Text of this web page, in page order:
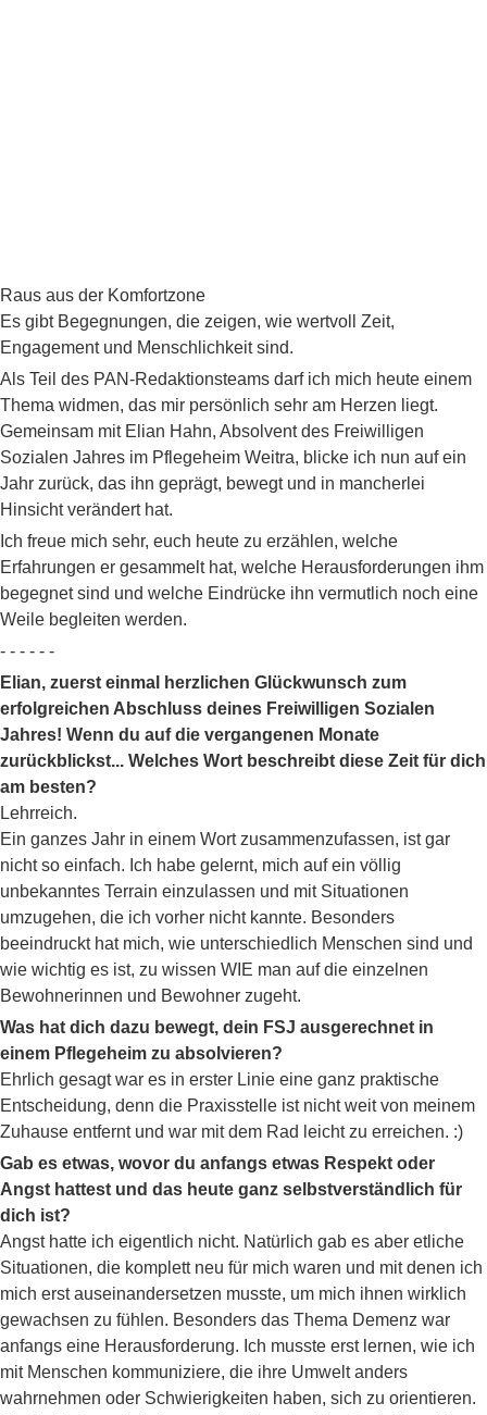
Raus aus der Komfortzone
Es gibt Begegnungen, die zeigen, wie wertvoll Zeit,
Engagement und Menschlichkeit sind.
Als Teil des PAN-Redaktionsteams darf ich mich heute einem
Thema widmen, das mir persönlich sehr am Herzen liegt.
Gemeinsam mit Elian Hahn, Absolvent des Freiwilligen
Sozialen Jahres im Pflegeheim Weitra, blicke ich nun auf ein
Jahr zurück, das ihn geprägt, bewegt und in mancherlei
Hinsicht verändert hat.
Ich freue mich sehr, euch heute zu erzählen, welche
Erfahrungen er gesammelt hat, welche Herausforderungen ihm
begegnet sind und welche Eindrücke ihn vermutlich noch eine
Weile begleiten werden.
- - - - - -
Elian, zuerst einmal herzlichen Glückwunsch zum
erfolgreichen Abschluss deines Freiwilligen Sozialen
Jahres! Wenn du auf die vergangenen Monate
zurückblickst... Welches Wort beschreibt diese Zeit für dich
am besten?
Lehrreich.
Ein ganzes Jahr in einem Wort zusammenzufassen, ist gar
nicht so einfach. Ich habe gelernt, mich auf ein völlig
unbekanntes Terrain einzulassen und mit Situationen
umzugehen, die ich vorher nicht kannte. Besonders
beeindruckt hat mich, wie unterschiedlich Menschen sind und
wie wichtig es ist, zu wissen WIE man auf die einzelnen
Bewohnerinnen und Bewohner zugeht.
Was hat dich dazu bewegt, dein FSJ ausgerechnet in
einem Pflegeheim zu absolvieren?
Ehrlich gesagt war es in erster Linie eine ganz praktische
Entscheidung, denn die Praxisstelle ist nicht weit von meinem
Zuhause entfernt und war mit dem Rad leicht zu erreichen. :)
Gab es etwas, wovor du anfangs etwas Respekt oder
Angst hattest und das heute ganz selbstverständlich für
dich ist?
Angst hatte ich eigentlich nicht. Natürlich gab es aber etliche
Situationen, die komplett neu für mich waren und mit denen ich
mich erst auseinandersetzen musste, um mich ihnen wirklich
gewachsen zu fühlen. Besonders das Thema Demenz war
anfangs eine Herausforderung. Ich musste erst lernen, wie ich
mit Menschen kommuniziere, die ihre Umwelt anders
wahrnehmen oder Schwierigkeiten haben, sich zu orientieren.